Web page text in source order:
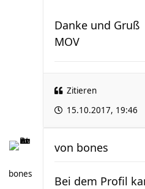
Danke und Gruß
MOV
Zitieren
15.10.2017, 19:46
bones
von bones
Bei dem Profil